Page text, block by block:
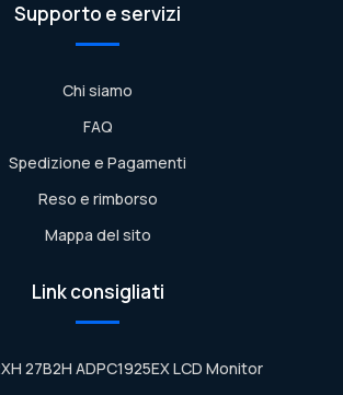
Supporto e servizi
Chi siamo
FAQ
Spedizione e Pagamenti
Reso e rimborso
Mappa del sito
Link consigliati
27B2H ADPC1925EX LCD Monitor